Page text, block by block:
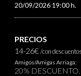
20/09/2026 19:00 h.
PRECIOS
14-26€/con descuentos
Amigos/Amigas Arriaga:
20% DESCUENTO.